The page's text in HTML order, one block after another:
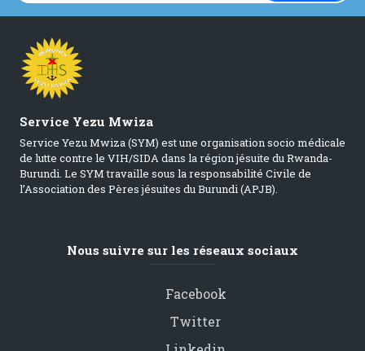
Service Yezu Mwiza
Service Yezu Mwiza (SYM) est une organisation socio médicale
de lutte contre le VIH/SIDA dans la région jésuite du Rwanda-
Burundi. Le SYM travaille sous la responsabilité Civile de
l’Association des Pères jésuites du Burundi (APJB).
Nous suivre sur les réseaux sociaux
Facebook
Twitter